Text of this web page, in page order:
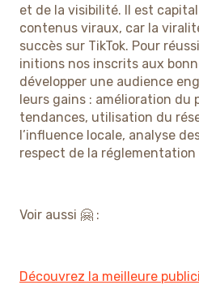
et de la visibilité. Il est
contenus viraux, car la
succès sur TikTok. Pour
initions nos inscrits aux
développer une audience
leurs gains : amélioration du
tendances, utilisation du
l’influence locale, analyse
respect de la réglementation
Voir aussi 🤗 :
Découvrez la meilleure